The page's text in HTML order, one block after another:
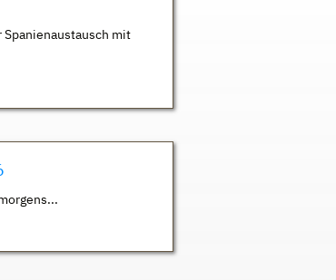
Spanienaustausch mit